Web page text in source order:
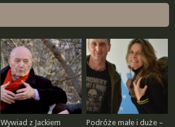
Wywiad z Jackiem Podróże małe i duże –